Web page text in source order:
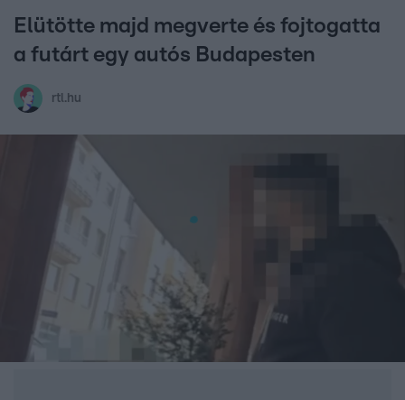
Elütötte majd megverte és fojtogatta
a futárt egy autós Budapesten
rtl.hu